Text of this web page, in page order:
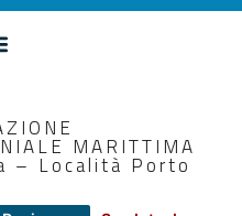
MARITTIMA
– Località Porto